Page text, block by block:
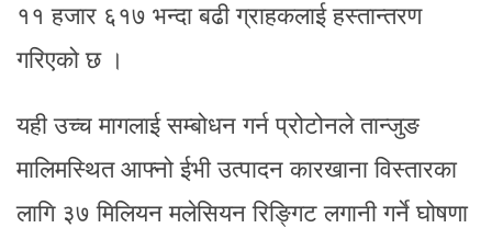
११ हजार ६१७ भन्दा बढी ग्राहकलाई हस्तान्तरण
गरिएको छ ।
यही उच्च मागलाई सम्बोधन गर्न प्रोटोनले तान्जुङ
मालिमस्थित आफ्नो ईभी उत्पादन कारखाना विस्तारका
लागि ३७ मिलियन मलेसियन रिङ्गिट लगानी गर्ने घोषणा